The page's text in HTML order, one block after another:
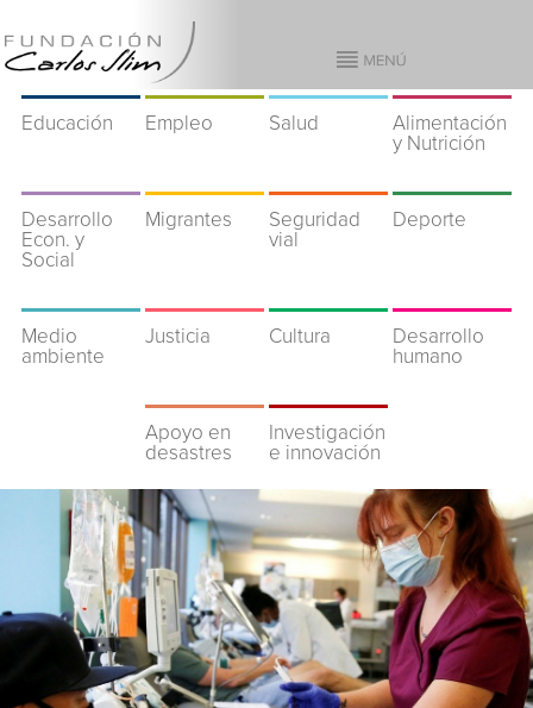
Educación Empleo Salud
Alimentación
y Nutrición
Desarrollo
Econ. y
Social
Migrantes
Seguridad
vial
Deporte
Medio
ambiente
Justicia Cultura
Desarrollo
humano
Apoyo en
desastres
Investigación
e innovación